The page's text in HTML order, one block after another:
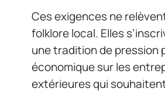
Ces exigences ne
folklore local. Elles
une tradition de pression
économique sur les
extérieures qui